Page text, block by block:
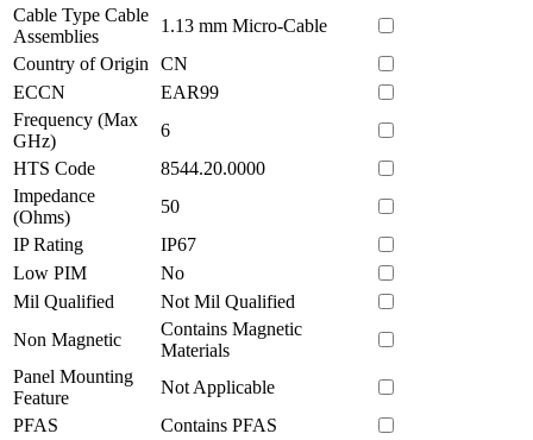
Cable Type Cable
Assemblies
1.13 mm Micro-Cable
Country of Origin
CN
ECCN
EAR99
Frequency (Max
GHz)
6
HTS Code
8544.20.0000
Impedance
(Ohms)
50
IP Rating
IP67
Low PIM
No
Mil Qualified
Not Mil Qualified
Non Magnetic
Contains Magnetic
Materials
Panel Mounting
Feature
Not Applicable
PFAS
Contains PFAS